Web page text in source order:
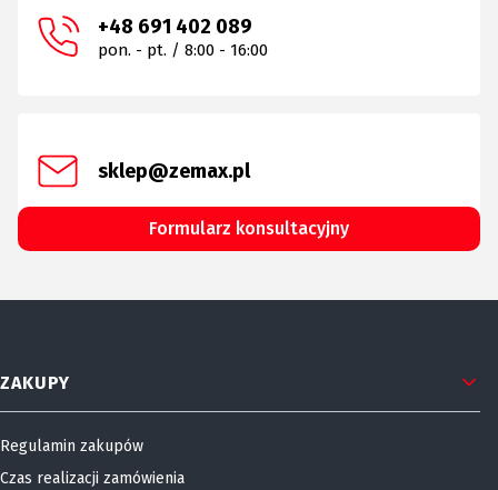
+48 691 402 089
pon. - pt. / 8:00 - 16:00
sklep@zemax.pl
Formularz konsultacyjny
Linki w stopce
ZAKUPY
Regulamin zakupów
Czas realizacji zamówienia